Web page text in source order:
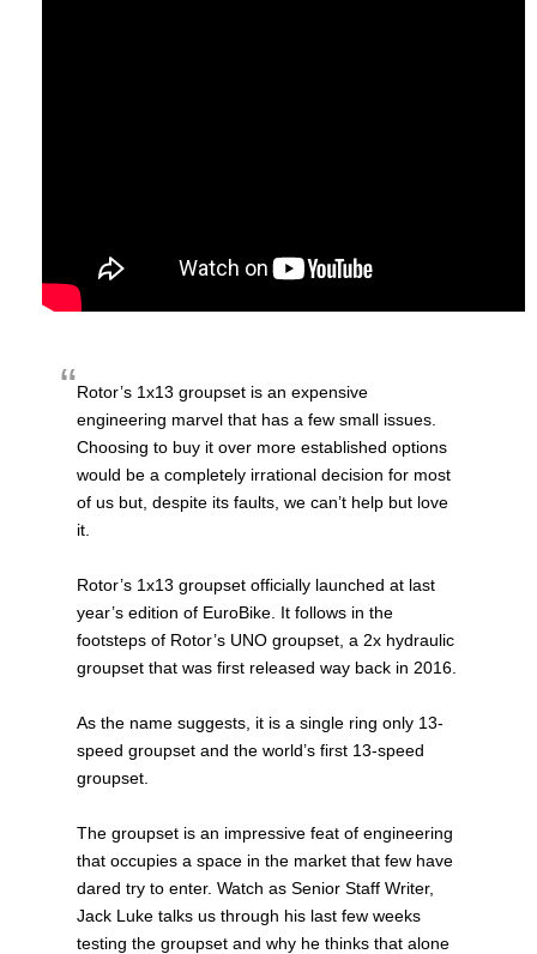
Rotor’s 1x13 groupset is an expensive
engineering marvel that has a few small issues.
Choosing to buy it over more established options
would be a completely irrational decision for most
of us but, despite its faults, we can’t help but love
it.
Rotor’s 1x13 groupset officially launched at last
year’s edition of EuroBike. It follows in the
footsteps of Rotor’s UNO groupset, a 2x hydraulic
groupset that was first released way back in 2016.
As the name suggests, it is a single ring only 13-
speed groupset and the world’s first 13-speed
groupset.
The groupset is an impressive feat of engineering
that occupies a space in the market that few have
dared try to enter. Watch as Senior Staff Writer,
Jack Luke talks us through his last few weeks
testing the groupset and why he thinks that alone